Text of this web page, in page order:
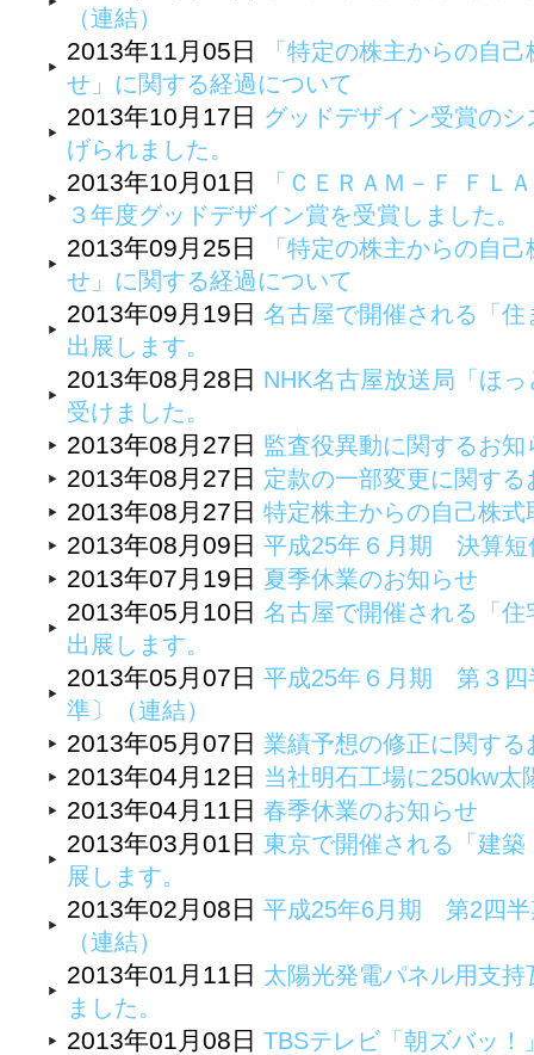
（連結）
2013年11月05日
「特定の株主からの自
せ」に関する経過について
2013年10月17日 グッドデザイン受賞の
げられました。
2013年10月01日
「ＣＥＲＡＭ－Ｆ ＦＬ
３年度グッドデザイン賞を受賞しました。
2013年09月25日
「特定の株主からの自
せ」に関する経過について
2013年09月19日 名古屋で開催される「
出展します。
2013年08月28日 NHK名古屋放送局「ほ
受けました。
2013年08月27日 監査役異動に関するお知
2013年08月27日 定款の一部変更に関する
2013年08月27日 特定株主からの自己株
2013年08月09日 平成25年６月期 決算短
2013年07月19日 夏季休業のお知らせ
2013年05月10日 名古屋で開催される「
出展します。
2013年05月07日 平成25年６月期 第３四
準〕（連結）
2013年05月07日 業績予想の修正に関する
2013年04月12日 当社明石工場に250kw太
2013年04月11日 春季休業のお知らせ
2013年03月01日 東京で開催される「建
展します。
2013年02月08日 平成25年6月期 第2四半
（連結）
2013年01月11日 太陽光発電パネル用支
ました。
2013年01月08日 TBSテレビ「朝ズバッ